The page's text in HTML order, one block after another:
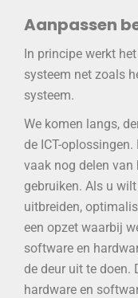
Aanpassen
In principe werkt
systeem net zoals
systeem.
We komen langs,
de ICT-
vaak nog delen van
gebruiken. Als u
uitbreiden,
een opzet waarbij
software en
de deur uit te doen.
hardware en